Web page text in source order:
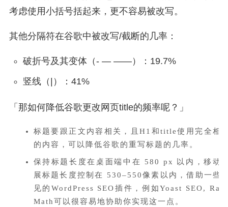
考虑使用小括号括起来，更不容易被改写。
其他分隔符在谷歌中被改写/截断的几率：
破折号及其变体（- — ——）：19.7%
竖线（|）：41%
「那如何降低谷歌更改网页title的频率呢？」
标题要跟正文内容相关，且H1和title使用完全相
的内容，可以降低谷歌的重写标题的几率。
保持标题长度在桌面端中在 580 px 以内，移动
展标题长度控制在 530–550像素以内，借助一些
见的WordPress SEO插件，例如Yoast SEO,
Math可以很容易地协助你实现这一点。